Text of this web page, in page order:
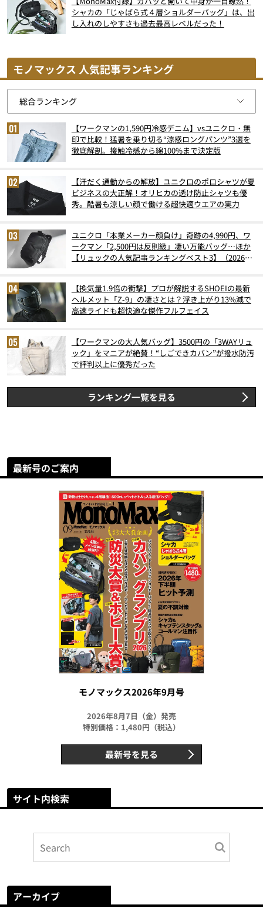
シャカの「じゃばら式４層ショルダーバッグ」は、出
し入れのしやすさも過去最高レベルだった！
モノマックス 人気記事ランキング
【ワークマンの1,590円冷感デニム】vsユニクロ・無
印で比較！猛暑を乗り切る“涼感ロングパンツ”3選を
徹底解剖。接触冷感から綿100%まで決定版
【汗だく通勤からの解放】ユニクロのポロシャツが夏
ビジネスの大正解！オリヒカの透け防止シャツも優
秀。酷暑も涼しい顔で働ける超快適ウエアの実力
ユニクロ「本業メーカー顔負け」奇跡の4,990円、ワ
ークマン「2,500円は反則級」凄い万能バッグ…ほか
【リュックの人気記事ランキングベスト3】（2026年
【換気量1.9倍の衝撃】プロが解説するSHOEIの最新
ヘルメット「Z-9」の凄さとは？浮き上がり13%減で
高速ライドも超快適な傑作フルフェイス
【ワークマンの大人気バッグ】3500円の「3WAYリュ
ック」をマニアが絶賛！“しごできカバン”が撥水防汚
で評判以上に優秀だった
ランキング一覧を見る
最新号のご案内
モノマックス2026年9月号
2026年8月7日（金）発売
特別価格：1,480円（税込）
最新号を見る
サイト内検索
アーカイブ